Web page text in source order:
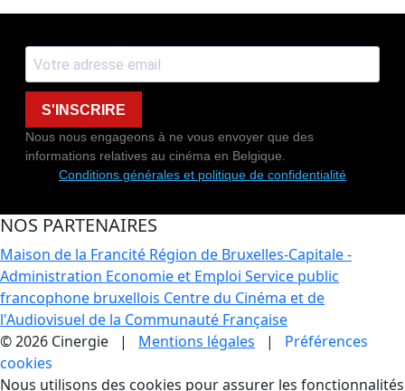
S'INSCRIRE
Nous nous engageons à ne vous envoyer que des
informations relatives au cinéma en Belgique.
Conditions générales et politique de confidentialité
NOS PARTENAIRES
Maison de la Francité Région de Bruxelles-Capitale -
Administration Economie et Emploi Service public
francophone bruxellois Centre du Cinéma et de
l'Audiovisuel de la Communauté Française
© 2026 Cinergie | Mentions légales | Préférences
cookies
Nous utilisons des cookies pour assurer les fonctionnalités